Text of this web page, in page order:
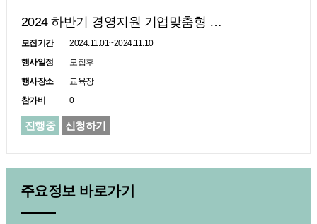
2024 하반기 경영지원 기업맞춤형 …
모집기간
2024.11.01~2024.11.10
행사일정
모집후
행사장소
교육장
참가비
0
진행중 신청하기
주요정보바로가기